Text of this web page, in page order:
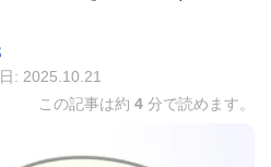
: 2025.10.21
この記事は約 4 分で読めます。